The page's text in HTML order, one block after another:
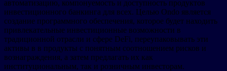
автоматизацию, компонуемость и доступность продуктов
инвестиционного банкинга для всех. Целью Ondo является
создание программного обеспечения, которое будет находить
привлекательные инвестиционные возможности в
традиционной отрасли и сфере DeFi, переупаковывать эти
активы в в продукты с понятным соотношением рисков и
вознаграждения, а затем предлагать их как
институциональным, так и розничным инвесторам.